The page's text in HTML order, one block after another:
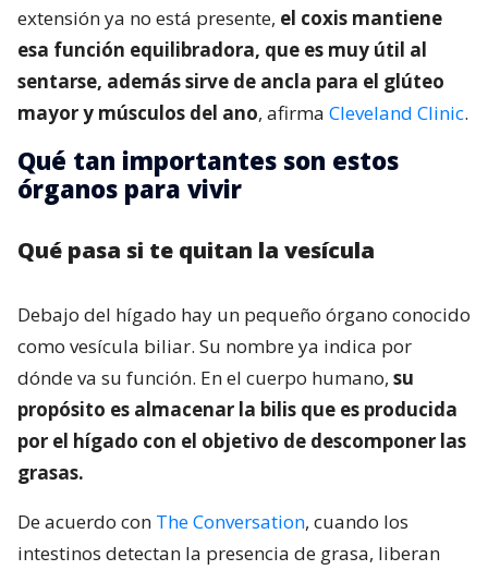
extensión ya no está presente, el coxis mantiene
esa función equilibradora, que es muy útil al
sentarse, además sirve de ancla para el glúteo
mayor y músculos del ano, afirma Cleveland Clinic.
Qué tan importantes son estos
órganos para vivir
Qué pasa si te quitan la vesícula
Debajo del hígado hay un pequeño órgano conocido
como vesícula biliar. Su nombre ya indica por
dónde va su función. En el cuerpo humano, su
propósito es almacenar la bilis que es producida
por el hígado con el objetivo de descomponer las
grasas.
De acuerdo con The Conversation, cuando los
intestinos detectan la presencia de grasa, liberan